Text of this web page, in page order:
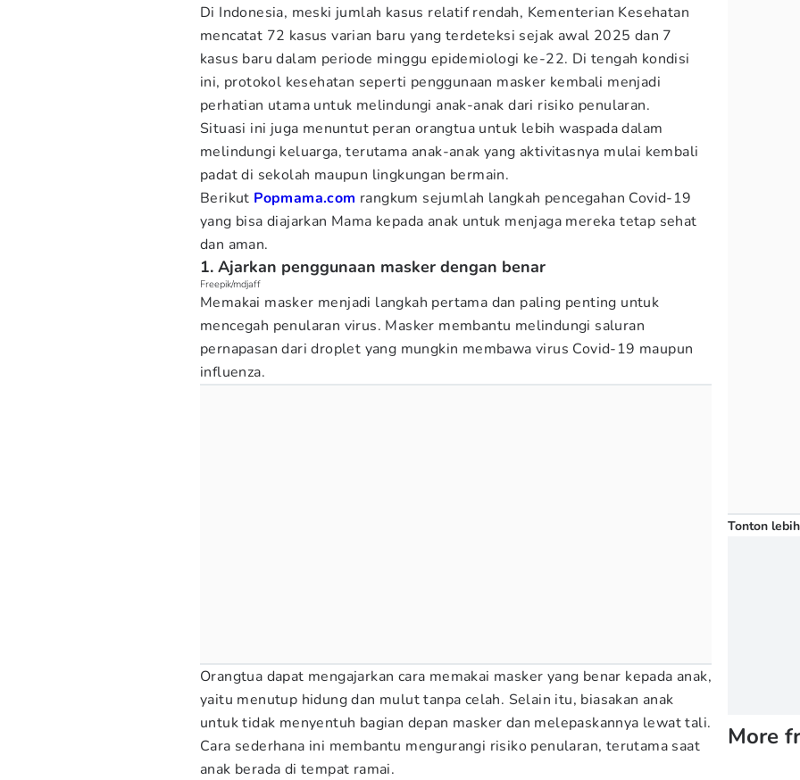
Di Indonesia, meski jumlah kasus relatif rendah, Kementerian Kesehatan
mencatat 72 kasus varian baru yang terdeteksi sejak awal 2025 dan 7
kasus baru dalam periode minggu epidemiologi ke-22. Di tengah kondisi
ini, protokol kesehatan seperti penggunaan masker kembali menjadi
perhatian utama untuk melindungi anak-anak dari risiko penularan.
Situasi ini juga menuntut peran orangtua untuk lebih waspada dalam
melindungi keluarga, terutama anak-anak yang aktivitasnya mulai kembali
padat di sekolah maupun lingkungan bermain.
Berikut Popmama.com rangkum sejumlah langkah pencegahan Covid-19
yang bisa diajarkan Mama kepada anak untuk menjaga mereka tetap sehat
dan aman.
1. Ajarkan penggunaan masker dengan benar
Freepik/mdjaff
Memakai masker menjadi langkah pertama dan paling penting untuk
mencegah penularan virus. Masker membantu melindungi saluran
pernapasan dari droplet yang mungkin membawa virus Covid-19 maupun
influenza.
Orangtua dapat mengajarkan cara memakai masker yang benar kepada anak,
yaitu menutup hidung dan mulut tanpa celah. Selain itu, biasakan anak
untuk tidak menyentuh bagian depan masker dan melepaskannya lewat tali.
Cara sederhana ini membantu mengurangi risiko penularan, terutama saat
anak berada di tempat ramai.
Tonton
More